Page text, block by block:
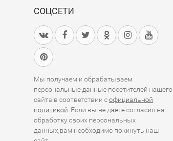
СОЦСЕТИ
Мы получаем и обрабатываем
персональные данные посетителей нашего
сайта в соответствии софициальной
политикой . Если вы не даете согласия на
обработку своих персональных
данных,вам необходимо покинуть наш